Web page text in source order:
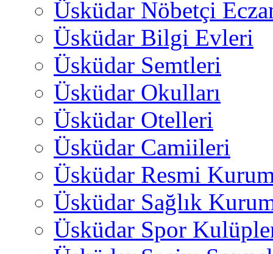
Üsküdar Nöbetçi
Üsküdar Bilgi Evleri
Üsküdar Semtleri
Üsküdar Okulları
Üsküdar Otelleri
Üsküdar Camiileri
Üsküdar Resmi
Üsküdar Sağlık
Üsküdar Spor